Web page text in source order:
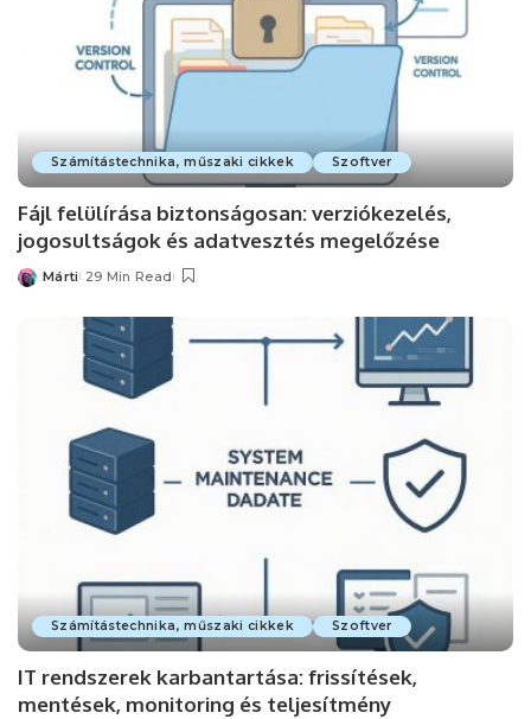
Számítástechnika, műszaki cikkek Szoftver
Fájl felülírása biztonságosan: verziókezelés,
jogosultságok és adatvesztés megelőzése
Posted
Márti 29 Min Read
Számítástechnika, műszaki cikkek Szoftver
IT rendszerek karbantartása: frissítések,
mentések, monitoring és teljesítmény